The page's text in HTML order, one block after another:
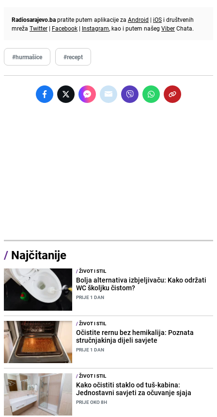
Radiosarajevo.bapratite putem aplikacije za Android | iOS i društvenih
mreža Twitter | Facebook | Instagram, kao i putem našeg ViberChata.
#hurmašice #recept
/ Najčitanije
/ŽIVOT I STIL
Bolja alternativa izbjeljivaču: Kako održati
WC školjku čistom?
PRIJE 1 DAN
/ŽIVOT I STIL
Očistite rernu bez hemikalija: Poznata
stručnjakinja dijeli savjete
PRIJE 1 DAN
/ŽIVOT I STIL
Kako očistiti staklo od tuš-kabina:
Jednostavni savjeti za očuvanje sjaja
PRIJE OKO 8H